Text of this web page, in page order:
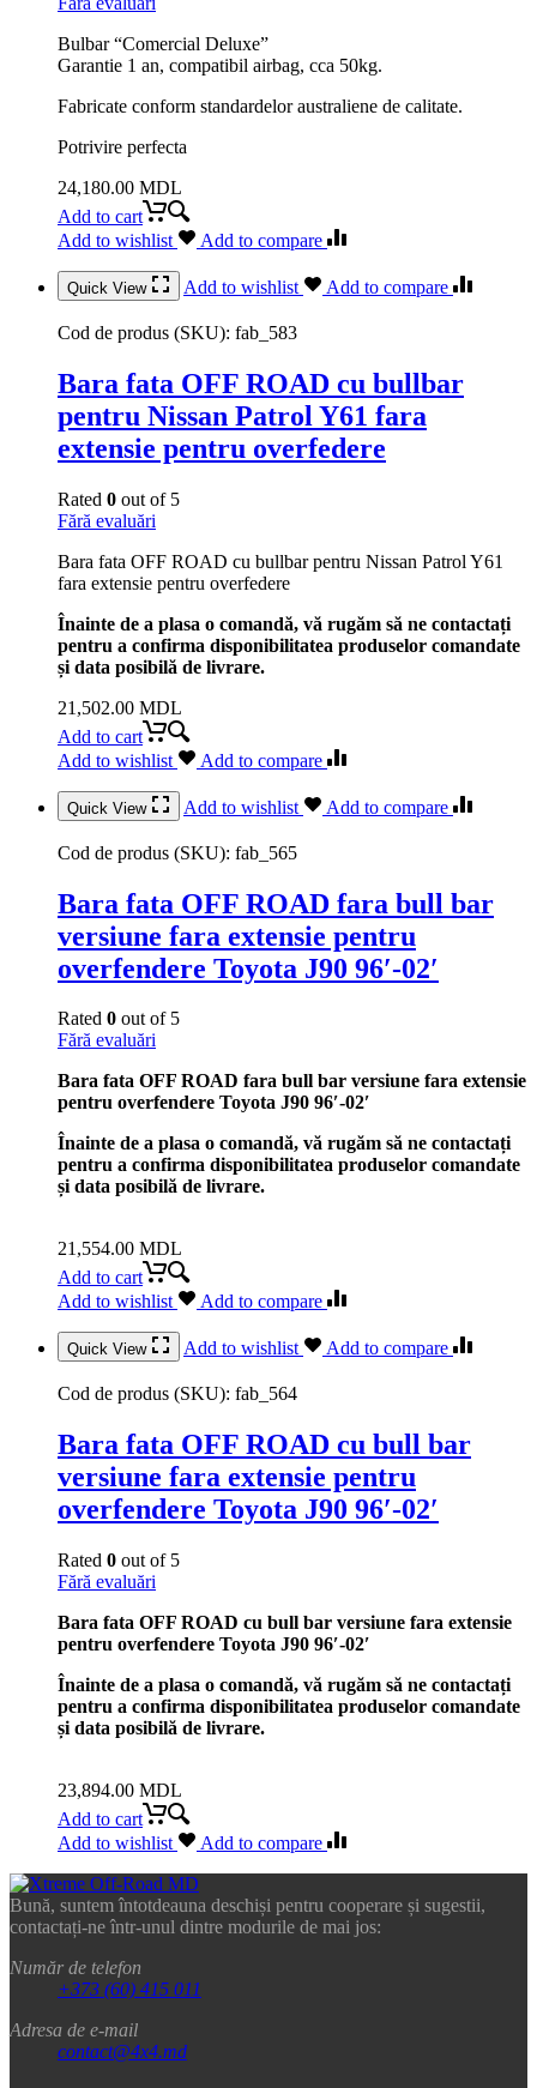
Bulbar “Comercial Deluxe”
Garantie 1 an, compatibil airbag, cca 50kg.
Fabricate conform standardelor australiene de calitate.
Potrivire perfecta
24,180.00 MDL
Add to cart
Add to wishlist
Add to compare
Quick View Add to wishlist Add to compare
Cod de produs (SKU): fab_583
Bara fata OFF ROAD cu bullbar
pentru Nissan Patrol Y61 fara
extensie pentru overfedere
Rated 0 out of 5
Fără evaluări
Bara fata OFF ROAD cu bullbar pentru Nissan Patrol Y61
fara extensie pentru overfedere
Înainte de a plasa o comandă, vă rugăm să ne contactați
pentru a confirma disponibilitatea produselor comandate
și data posibilă de livrare.
21,502.00 MDL
Add to cart
Add to wishlist
Add to compare
Quick View Add to wishlist Add to compare
Cod de produs (SKU): fab_565
Bara fata OFF ROAD fara bull bar
versiune fara extensie pentru
overfendere Toyota J90 96′-02′
Rated 0 out of 5
Fără evaluări
Bara fata OFF ROAD fara bull bar versiune fara extensie
pentru overfendere Toyota J90 96′-02′
Înainte de a plasa o comandă, vă rugăm să ne contactați
pentru a confirma disponibilitatea produselor comandate
și data posibilă de livrare.
21,554.00 MDL
Add to cart
Add to wishlist
Add to compare
Quick View Add to wishlist Add to compare
Cod de produs (SKU): fab_564
Bara fata OFF ROAD cu bull bar
versiune fara extensie pentru
overfendere Toyota J90 96′-02′
Rated 0 out of 5
Fără evaluări
Bara fata OFF ROAD cu bull bar versiune fara extensie
pentru overfendere Toyota J90 96′-02′
Înainte de a plasa o comandă, vă rugăm să ne contactați
pentru a confirma disponibilitatea produselor comandate
și data posibilă de livrare.
23,894.00 MDL
Add to cart
Add to wishlist
Add to compare
Bună, suntem întotdeauna deschiși pentru cooperare și sugestii,
contactați-ne într-unul dintre modurile de mai jos:
Număr de telefon
+373 (60) 415 011
Adresa de e-mail
contact@4x4.md